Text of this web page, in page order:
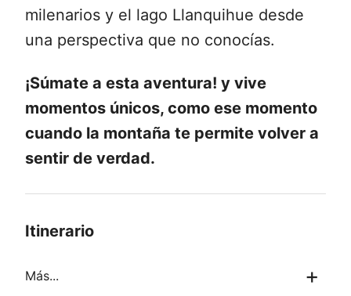
milenarios y el lago Llanquihue desde
una perspectiva que no conocías.
¡Súmate a esta aventura! y vive
momentos únicos, como ese momento
cuando la montaña te permite volver a
sentir de verdad.
Itinerario
Más...